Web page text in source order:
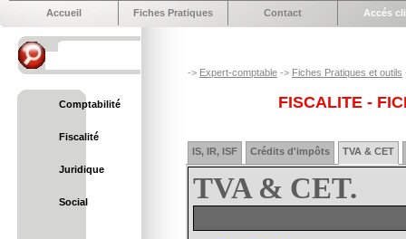
Accueil Fiches Pratiques Contact Accés
Comptabilité
Fiscalité
Juridique
Social
-> Expert-comptable -> Fiches Pratiques et outils
FISCALITE -
IS, IR, ISF Crédits d'impôts TVA & CET
TVA & CET.